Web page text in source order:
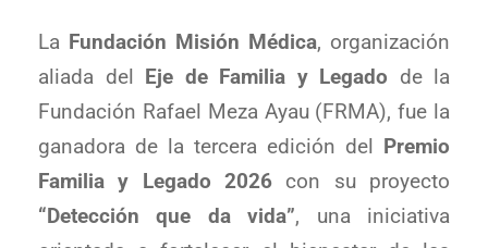
La Fundación Misión Médica, organización
aliada del Eje de Familia y Legado de la
Fundación Rafael Meza Ayau (FRMA), fue la
ganadora de la tercera edición del Premio
Familia y Legado 2026 con su proyecto
“Detección que da vida”, una iniciativa